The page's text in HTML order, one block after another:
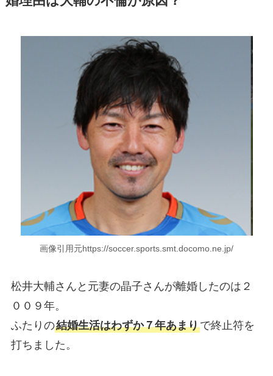
画像引用元https://soccer.sports.smt.docomo.ne.jp/
松井大輔さんと元妻の晶子さんが離婚したのは２
００９年。
ふたりの結婚生活はわずか７年あまりで終止符を
打ちました。